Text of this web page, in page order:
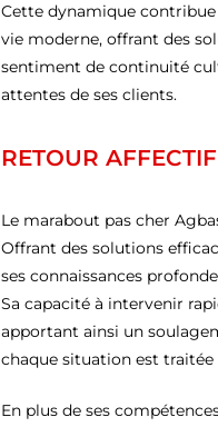
Cette dynamique
vie moderne, offrant des
sentiment de continuité
attentes de ses clients.
RETOUR
Le marabout pas cher
Offrant des solutions
ses connaissances
Sa capacité à intervenir
apportant ainsi un
chaque situation est
En plus de ses